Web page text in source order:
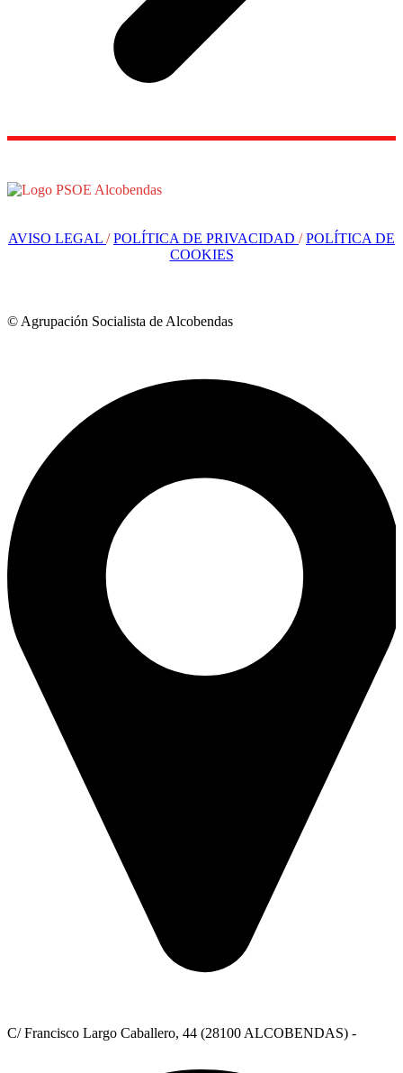
AVISO LEGAL /POLÍTICA DE PRIVACIDAD /POLÍTICA DE
COOKIES
© Agrupación Socialista de Alcobendas
C/ Francisco Largo Caballero, 44 (28100 ALCOBENDAS) -